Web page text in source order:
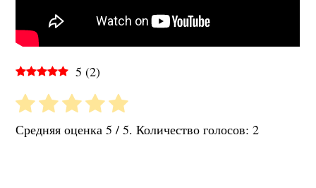
5 (2)
Средняя оценка5 / 5. Количество голосов:2